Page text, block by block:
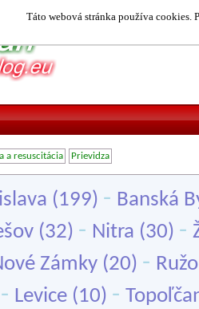
Táto webová stránka používa cookies.
a resuscitácia Prievidza
(199) - Banská
(32) - Nitra (30) -
Zámky (20) -
- Levice (10) -